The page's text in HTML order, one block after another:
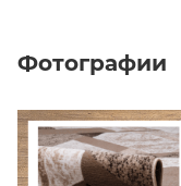
Фотографии